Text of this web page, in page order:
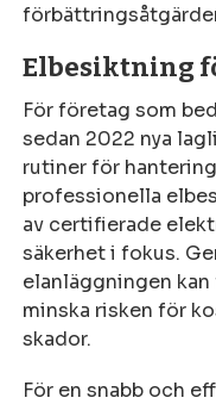
Elbesiktning
För företag som
sedan 2022 nya
rutiner för
professionella
av certifierade
säkerhet i fokus.
elanläggningen
minska risken för
skador.
För en snabb och